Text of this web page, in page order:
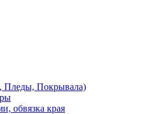
Пледы, Покрывала)
обвязка края